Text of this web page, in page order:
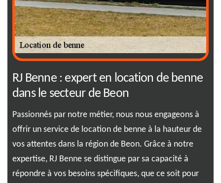
RJ Benne : expert en location de benne
dans le secteur de Beon
Passionnés par notre métier, nous nous engageons à
offrir un service de location de benne à la hauteur de
vos attentes dans la région de Beon. Grâce à notre
expertise, RJ Benne se distingue par sa capacité à
répondre à vos besoins spécifiques, que ce soit pour